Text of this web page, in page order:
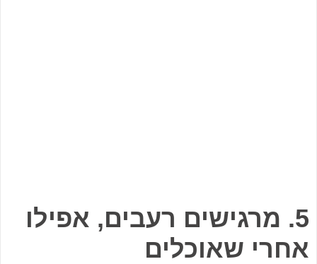
5. מרגישים רעבים, אפילו
אחרי שאוכלים